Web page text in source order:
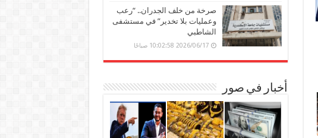
صرخة من خلف الجدران.. “رعب
وعمليات بلا تخدير” في مستشفى
الشاطبي
2026/06/17 10:02:58 صباحًا
أخبار في صور